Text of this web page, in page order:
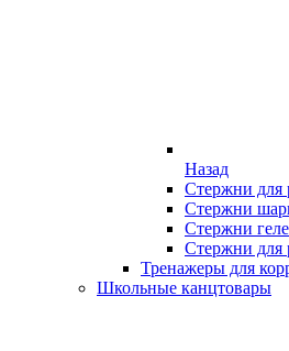
Назад
Стержни для
Стержни
Стержни
Стержни для
Тренажеры для
Школьные канцтовары